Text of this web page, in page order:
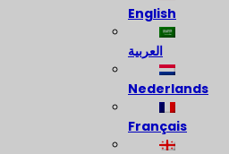
English
العربية
Nederlands
Français